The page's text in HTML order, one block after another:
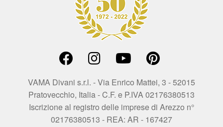
VAMA Divani s.r.l. - Via Enrico Mattei, 3 - 52015
Pratovecchio, Italia - C.F. e P.IVA 02176380513
Iscrizione al registro delle imprese di Arezzo n°
02176380513 - REA: AR - 167427